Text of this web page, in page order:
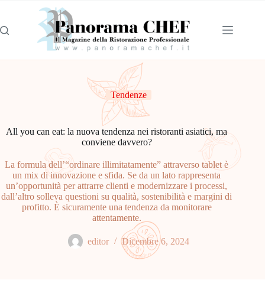
Tendenze
All you can eat: la nuova tendenza nei ristoranti asiatici, ma
conviene davvero?
La formula dell’“ordinare illimitatamente” attraverso tablet è
un mix di innovazione e sfida. Se da un lato rappresenta
un’opportunità per attrarre clienti e modernizzare i processi,
dall’altro solleva questioni su qualità, sostenibilità e margini di
profitto. È sicuramente una tendenza da monitorare
attentamente.
editor Dicembre 6, 2024